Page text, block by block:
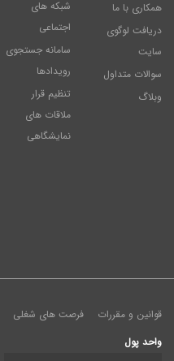
همکاری با ما
دریافت لوگوی
سایت
سوالات متداول
وبلاگ
شبکه های
اجتماعی
سامانه جستجوی
رویدادها
تنظیم قرار
ملاقات های
نمایشگاهی
قوانین و مقررات فرصت های شغلی
واحد پول